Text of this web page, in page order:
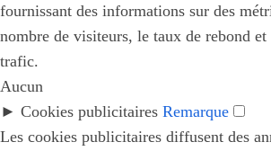
fournissant des informations sur des
nombre de visiteurs, le taux de rebond et
trafic.
Aucun
► Cookies publicitaires Remarque
Les cookies publicitaires diffusent des